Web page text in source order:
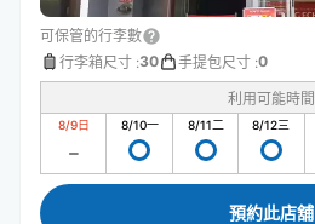
可保管的行李數
行李箱尺寸 :30 手提包尺寸 :0
利用可能時間
8/9日 8/10一 8/11二 8/12三
預約此店舖